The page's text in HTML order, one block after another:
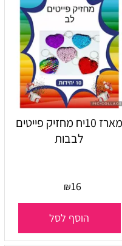
מארז 10יח מחזיק פייטים
לבבות
₪16
הוסף לסל